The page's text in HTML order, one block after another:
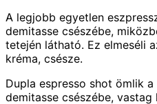
A legjobb egyetlen
demitasse csészébe,
tetején látható. Ez elmeséli
kréma, csésze.
Dupla espresso shot ömlik
demitasse csészébe,